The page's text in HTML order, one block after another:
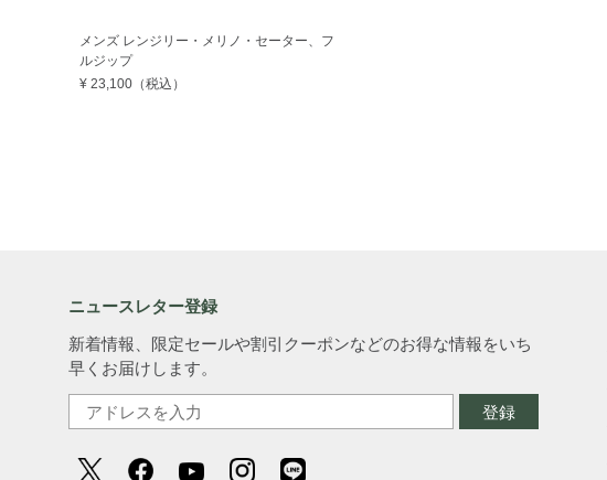
メンズ レンジリー・メリノ・セーター、フ
ルジップ
¥ 23,100 （税込）
ニュースレター登録
新着情報、限定セールや割引クーポンなどのお得な情報をいち
早くお届けします。
登録